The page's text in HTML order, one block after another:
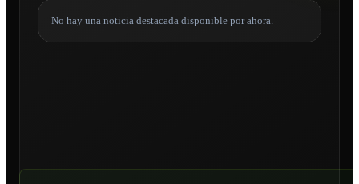
No hay una noticia destacada disponible por ahora.